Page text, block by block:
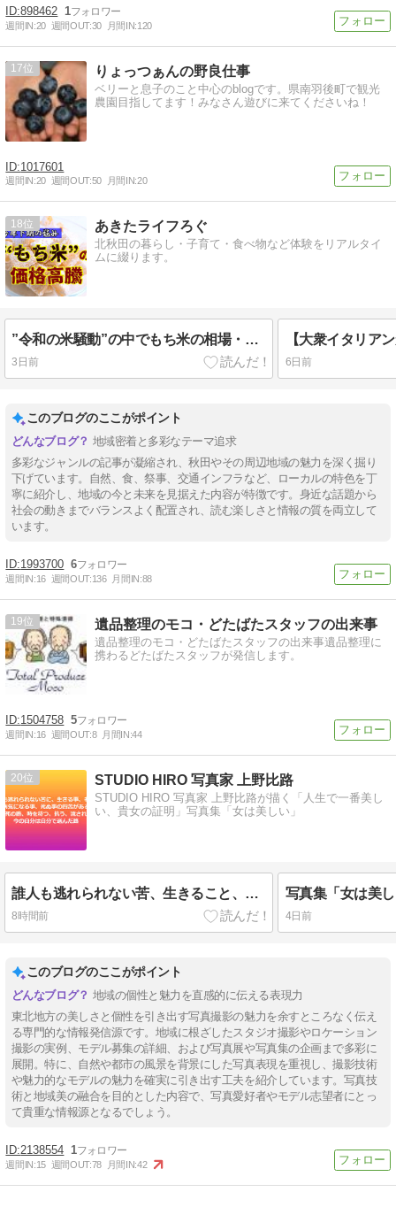
898462 1
週間IN:20 週間OUT:30 月間IN:120
17 りょっつぁんの野良仕事
ベリーと息子のこと中心のblogです。県南羽後町で観光
農園目指してます！みなさん遊びに来てくださいね！
1017601
週間IN:20 週間OUT:50 月間IN:20
18 あきたライフろぐ
北秋田の暮らし・子育て・食べ物など体験をリアルタイ
ムに綴ります。
”令和の米騒動”の中でもち米の相場・商品価格はどうなっていたか？
3日前 6日前
このブログのここがポイント
地域密着と多彩なテーマ追求
多彩なジャンルの記事が凝縮され、秋田やその周辺地域の魅力を深く掘り
下げています。自然、食、祭事、交通インフラなど、ローカルの特色を丁
寧に紹介し、地域の今と未来を見据えた内容が特徴です。身近な話題から
社会の動きまでバランスよく配置され、読む楽しさと情報の質を両立して
います。
1993700 6
週間IN:16 週間OUT:136 月間IN:88
19 遺品整理のモコ・どたばたスタッフの出来事
遺品整理のモコ・どたばたスタッフの出来事遺品整理に
携わるどたばたスタッフが発信します。
1504758 5
週間IN:16 週間OUT:8 月間IN:44
20 STUDIO HIRO 写真家 上野比路
STUDIO HIRO 写真家 上野比路が描く「人生で一番美し
い、貴女の証明」写真集「女は美しい」
誰人も逃れられない苦、生きること、老いること、病気になること、死ぬことの四苦
8時間前 4日前
このブログのここがポイント
地域の個性と魅力を直感的に伝える表現力
東北地方の美しさと個性を引き出す写真撮影の魅力を余すところなく伝え
る専門的な情報発信源です。地域に根ざしたスタジオ撮影やロケーション
撮影の実例、モデル募集の詳細、および写真展や写真集の企画まで多彩に
展開。特に、自然や都市の風景を背景にした写真表現を重視し、撮影技術
や魅力的なモデルの魅力を確実に引き出す工夫を紹介しています。写真技
術と地域美の融合を目的とした内容で、写真愛好者やモデル志望者にとっ
て貴重な情報源となるでしょう。
2138554 1
週間IN:15 週間OUT:78 月間IN:42